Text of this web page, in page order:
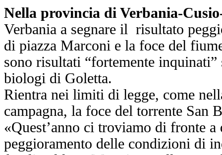
Nella provincia di Verbania-
Verbania a segnare il risultato
di piazza Marconi e la foce del
sono risultati “fortemente
biologi di Goletta.
Rientra nei limiti di legge, come
campagna, la foce del torrente San
«Quest’anno ci troviamo di fronte a
peggioramento delle condizioni di